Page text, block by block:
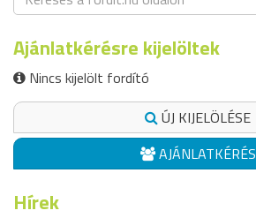
Ajánlatkérésre kijelöltek
Nincs kijelölt fordító
ÚJ KIJELÖLÉSE
AJÁNLATKÉRÉS
Hírek